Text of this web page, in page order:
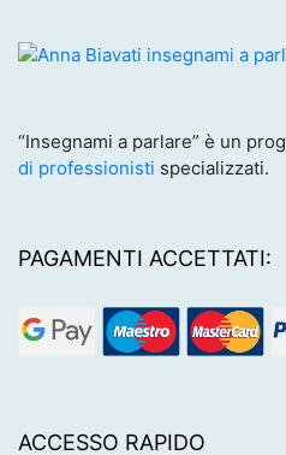
“Insegnami a parlare” è un
di professionisti specializzati.
PAGAMENTI ACCETTATI:
ACCESSO RAPIDO